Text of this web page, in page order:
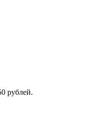
рублей.